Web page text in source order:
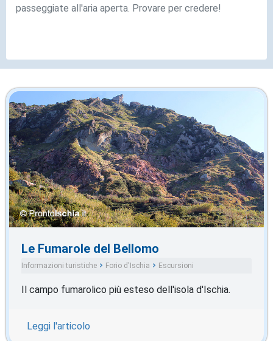
passeggiate all'aria aperta. Provare per credere!
Le Fumarole del Bellomo
Informazioni turistiche Forio d'Ischia Escursioni
Il campo fumarolico più esteso dell'isola d'Ischia.
Leggi l'articolo